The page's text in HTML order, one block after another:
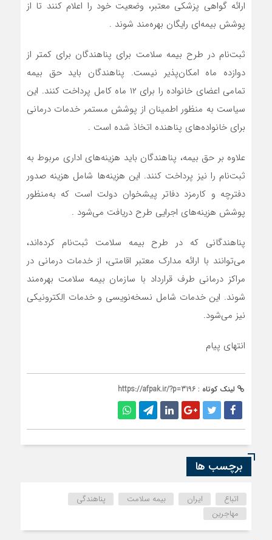
ارائه گواهی پزشکی معتبر، وضعیت خود را اعلام کنند تا از
پوشش بیمه‌ای رایگان بهره‌مند شوند .
ثبت‌نام در طرح بیمه سلامت برای پناهندگان برای کمتر از
دوازده ماه امکان‌پذیر نیست. پناهندگان باید حق بیمه
تمامی اعضای خانواده را برای ۱۲ ماه کامل پرداخت کنند. این
سیاست به منظور اطمینان از پوشش مستمر خدمات درمانی
برای خانواده‌های پناهنده اتخاذ شده است .
علاوه بر حق بیمه، پناهندگان باید هزینه‌های اداری مربوط به
ثبت‌نام را نیز پرداخت کنند. این هزینه‌ها شامل هزینه صدور
دفترچه و کارمزد دفاتر پیشخوان دولت است که به‌منظور
پوشش هزینه‌های اجرایی طرح دریافت می‌شود .
پناهندگانی که در طرح بیمه سلامت ثبت‌نام کرده‌اند،
می‌توانند با ارائه مدارک معتبر اقامتی، از خدمات درمانی در
مراکز درمانی طرف قرارداد با سازمان بیمه سلامت بهره‌مند
شوند. این خدمات شامل نسخه‌نویسی و خدمات الکترونیکی
نیز می‌شود.
انتهای پیام
لینک کوتاه : https://afpak.ir/?p=3196
برچسب ها
اتباع ایران بیمه سلامت
پناهندگی
مهاجرین